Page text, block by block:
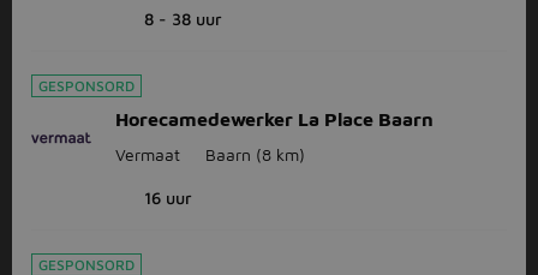
8 - 38 uur
GESPONSORD
Horecamedewerker La Place Baarn
Vermaat Baarn (8 km)
16 uur
GESPONSORD